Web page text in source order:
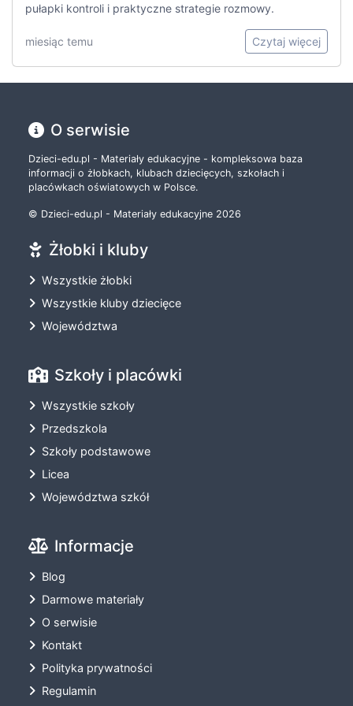
pułapki kontroli i praktyczne strategie rozmowy.
miesiąc temu Czytaj więcej
O serwisie
Dzieci-edu.pl - Materiały edukacyjne - kompleksowa baza
informacji o żłobkach, klubach dziecięcych, szkołach i
placówkach oświatowych w Polsce.
© Dzieci-edu.pl - Materiały edukacyjne 2026
Żłobki i kluby
Wszystkie żłobki
Wszystkie kluby dziecięce
Województwa
Szkoły i placówki
Wszystkie szkoły
Przedszkola
Szkoły podstawowe
Licea
Województwa szkół
Informacje
Blog
Darmowe materiały
O serwisie
Kontakt
Polityka prywatności
Regulamin